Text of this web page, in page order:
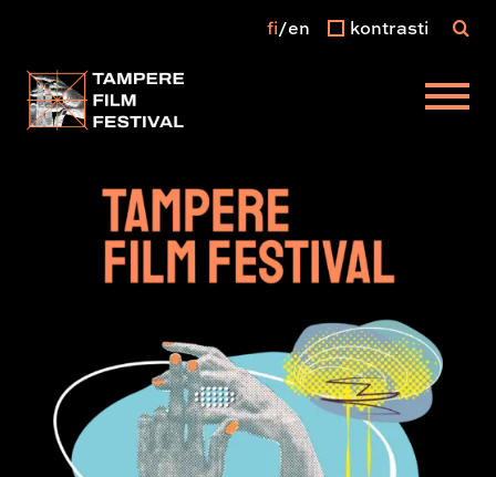
Päävalikko
fi en kontrasti